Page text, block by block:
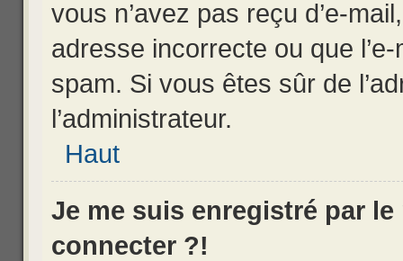
vous n’avez pas reçu d’e-
adresse incorrecte ou que
spam. Si vous êtes sûr de
l’administrateur.
Haut
Je me suis enregistré par
connecter ?!